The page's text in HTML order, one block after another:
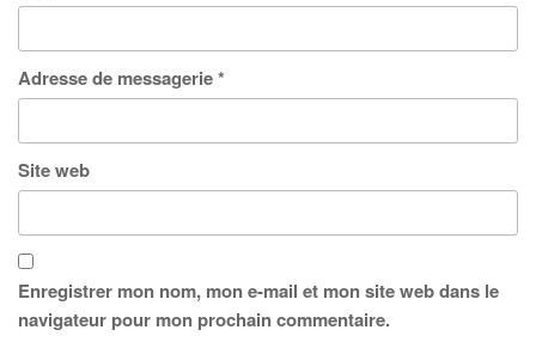
Adresse de messagerie*
Site web
Enregistrer mon nom, mon e-mail et mon site web dans le
navigateur pour mon prochain commentaire.